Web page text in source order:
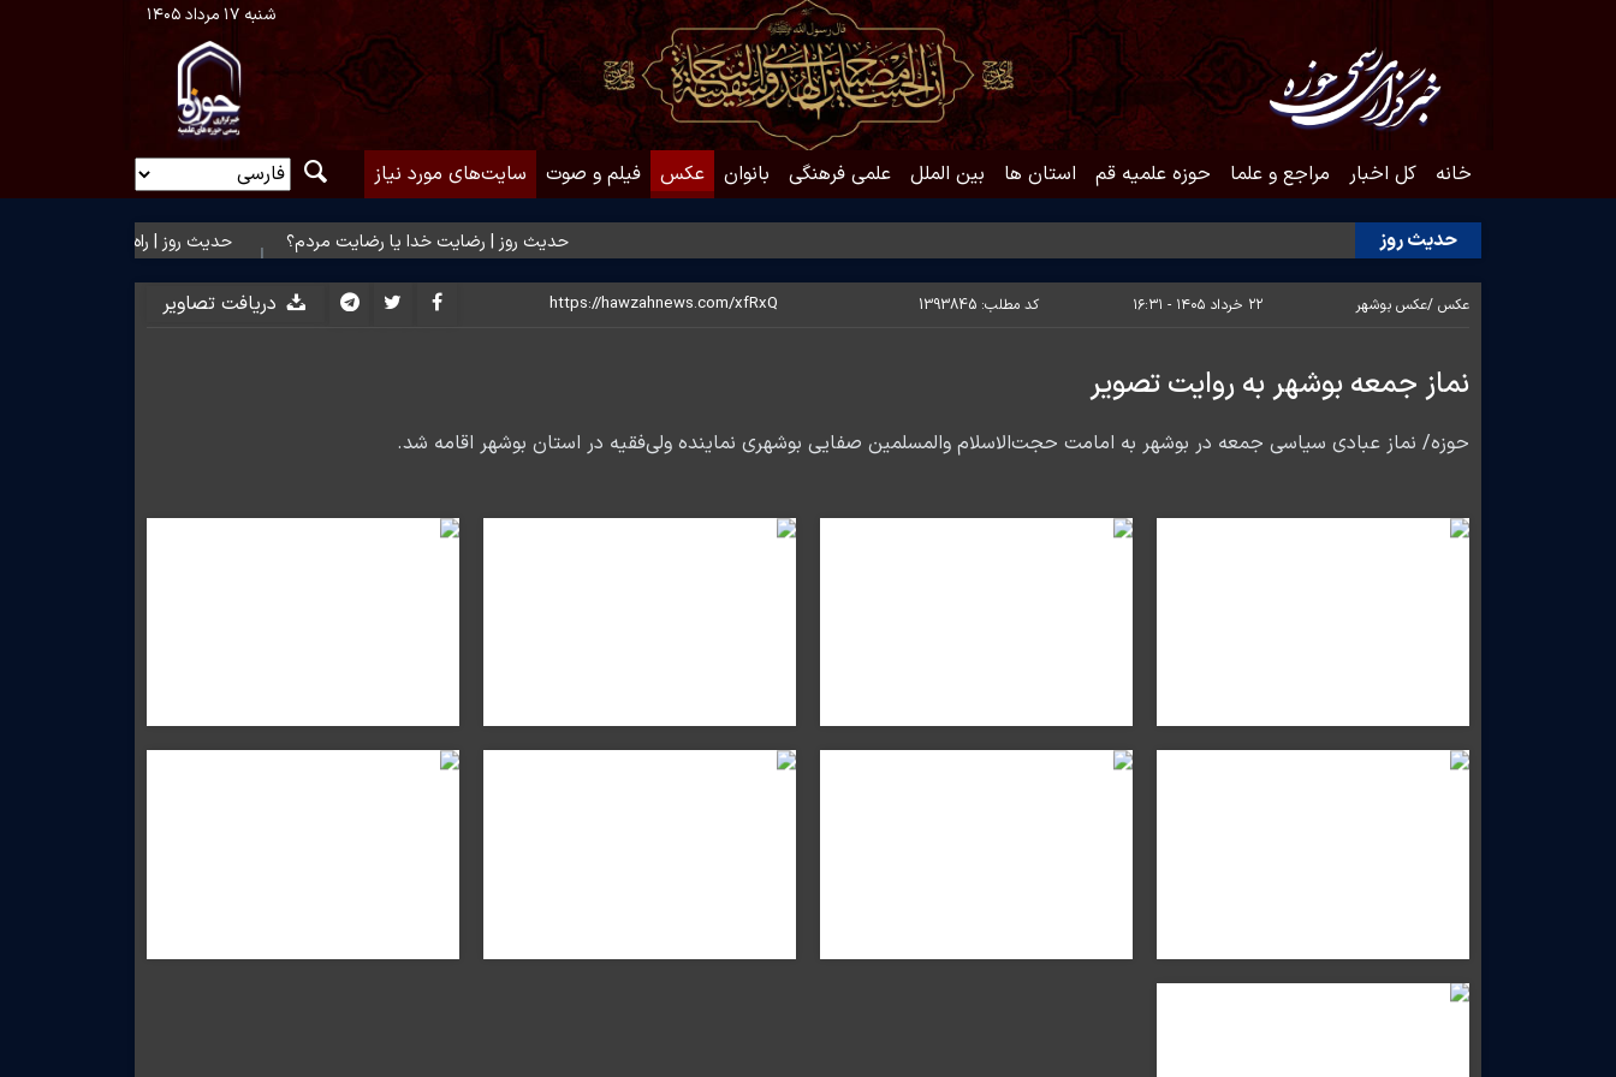
شنبه ۱۷ مرداد ۱۴۰۵
خانه کل اخبار مراجع و علما حوزه علمیه قم استان ها بین الملل علمی فرهنگی بانوان عکس فیلم و صوت سایت‌های مورد نیاز
حدیث روز حدیث روز | رضایت خدا یا رضایت مردم؟ حدیث روز | راه نزدیک شدن به محبت
عکس /عکس بوشهر ۲۲ خرداد ۱۴۰۵ - ۱۶:۳۱ کد مطلب: 1393845 دریافت تصاویر
نماز جمعه بوشهر به روایت تصویر
حوزه/ نماز عبادی سیاسی جمعه در بوشهر به امامت حجت‌الاسلام والمسلمین صفایی بوشهری نماینده ولی‌فقیه در استان بوشهر اقامه شد.